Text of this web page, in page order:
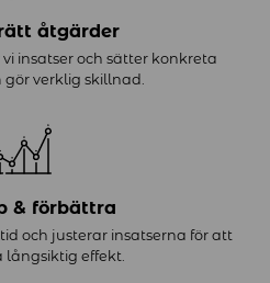
åtgärder
insatser och sätter konkreta
verklig skillnad.
& förbättra
och justerar insatserna för att
långsiktig effekt.